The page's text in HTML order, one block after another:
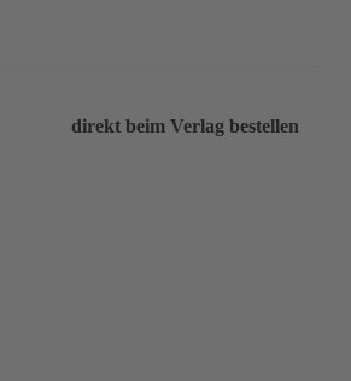
direkt beim Verlag bestellen